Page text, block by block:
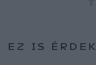
EZ IS